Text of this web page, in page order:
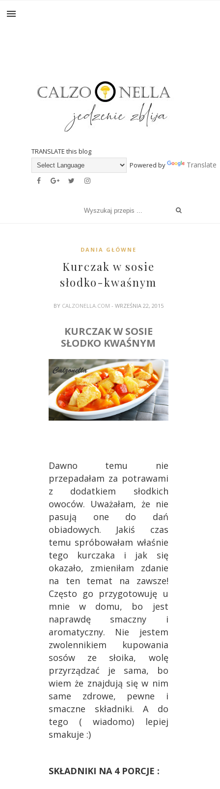
TRANSLATE this blog
Powered by
Translate
DANIA GŁÓWNE
Kurczak w sosie
słodko-kwaśnym
BY CALZONELLA.COM - WRZEŚNIA 22, 2015
KURCZAK W SOSIE
SŁODKO KWAŚNYM
Dawno temu nie
przepadałam za potrawami
z dodatkiem słodkich
owoców. Uważałam, że nie
pasują one do dań
obiadowych. Jakiś czas
temu spróbowałam właśnie
tego kurczaka i jak się
okazało, zmieniłam zdanie
na ten temat na zawsze!
Często go przygotowuję u
mnie w domu, bo jest
naprawdę smaczny i
aromatyczny. Nie jestem
zwolennikiem kupowania
sosów ze słoika, wolę
przyrządzać je sama, bo
wiem że znajdują się w nim
same zdrowe, pewne i
smaczne składniki. A do
tego ( wiadomo) lepiej
smakuje :)
SKŁADNIKI NA 4 PORCJE :